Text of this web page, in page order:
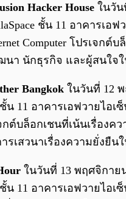
Hacker House ในวัน
ชั้น 11 อาคารเอฟ
Computer โปรเจกต์
นา นักธุรกิจ และผู้สนใจ
Bangkok ในวันที่ 12
ชั้น 11 อาคารเอฟวายไอเ
กต์บล็อกเชนที่เน้นเรื่องค
รเสวนาเรื่องความยั่งยืนใ
ในวันที่ 13 พฤศจิกาย
ชั้น 11 อาคารเอฟวายไอเ